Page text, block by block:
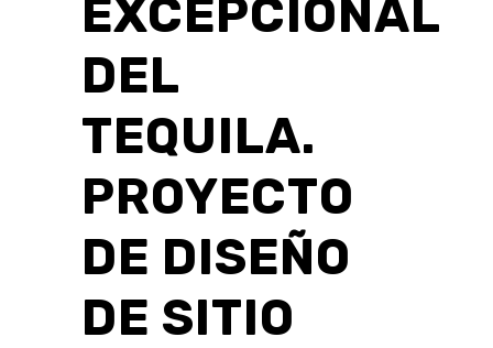
EXCEPCIONAL
DEL
TEQUILA.
PROYECTO
DE DISEÑO
DE SITIO